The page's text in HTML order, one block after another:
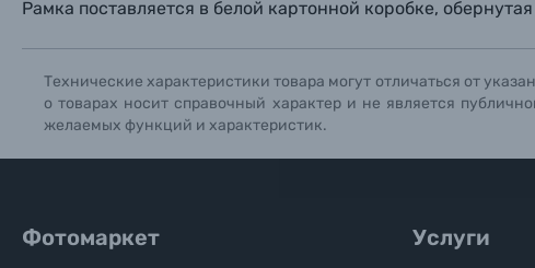
Солнцезащитные очки
Б/У фототехника (Комиссионные товары)
Уценённые товары
Рамка поставляется в белой картонной коробке,
Технические характеристики товара могут отличаться от
о товарах носит справочный характер и не является
желаемых функций и характеристик.
Фотомаркет Услуги